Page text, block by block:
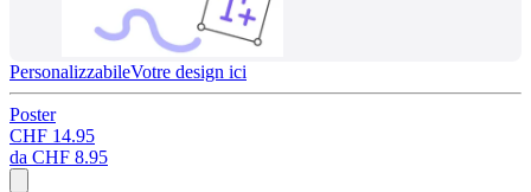
PersonalizzabileVotre design ici
Poster
CHF 14.95
da CHF 8.95